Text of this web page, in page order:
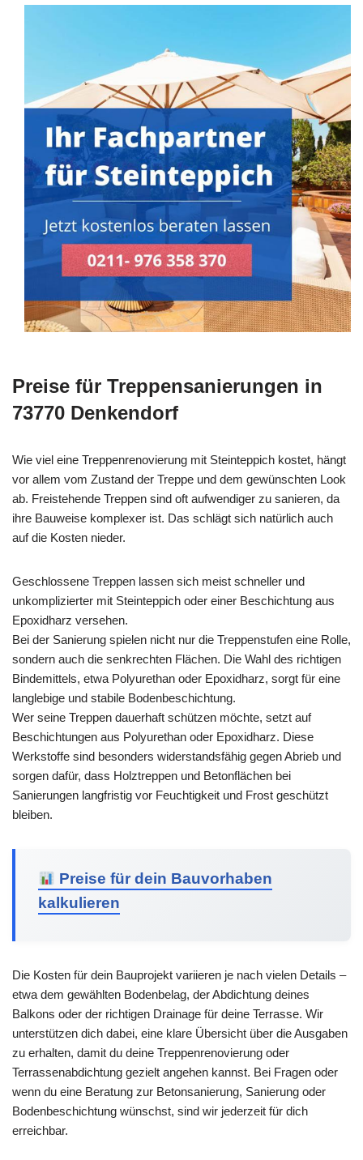
Preise für Treppensanierungen in
73770 Denkendorf
Wie viel eine Treppenrenovierung mit Steinteppich kostet, hängt
vor allem vom Zustand der Treppe und dem gewünschten Look
ab. Freistehende Treppen sind oft aufwendiger zu sanieren, da
ihre Bauweise komplexer ist. Das schlägt sich natürlich auch
auf die Kosten nieder.
Geschlossene Treppen lassen sich meist schneller und
unkomplizierter mit Steinteppich oder einer Beschichtung aus
Epoxidharz versehen.
Bei der Sanierung spielen nicht nur die Treppenstufen eine Rolle,
sondern auch die senkrechten Flächen. Die Wahl des richtigen
Bindemittels, etwa Polyurethan oder Epoxidharz, sorgt für eine
langlebige und stabile Bodenbeschichtung.
Wer seine Treppen dauerhaft schützen möchte, setzt auf
Beschichtungen aus Polyurethan oder Epoxidharz. Diese
Werkstoffe sind besonders widerstandsfähig gegen Abrieb und
sorgen dafür, dass Holztreppen und Betonflächen bei
Sanierungen langfristig vor Feuchtigkeit und Frost geschützt
bleiben.
Preise für dein Bauvorhaben
kalkulieren
Die Kosten für dein Bauprojekt variieren je nach vielen Details –
etwa dem gewählten Bodenbelag, der Abdichtung deines
Balkons oder der richtigen Drainage für deine Terrasse. Wir
unterstützen dich dabei, eine klare Übersicht über die Ausgaben
zu erhalten, damit du deine Treppenrenovierung oder
Terrassenabdichtung gezielt angehen kannst. Bei Fragen oder
wenn du eine Beratung zur Betonsanierung, Sanierung oder
Bodenbeschichtung wünschst, sind wir jederzeit für dich
erreichbar.